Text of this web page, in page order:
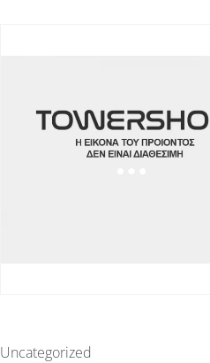
Uncategorized